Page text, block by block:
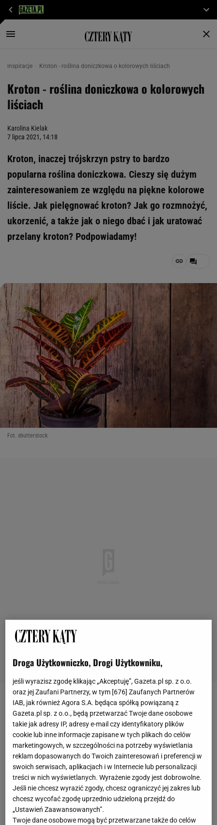
inspiracje Kroton - roślina doniczkowa o kolorowych liściach
Kroton - roślina doniczkowa o kolorowych
liściach
Karolina Kielak
7 lipca 2021, 14:18
Kroton, inaczej trójskrzyn pstry to bardzo
popularna roślina doniczkowa. Cieszy się dużym
zainteresowaniem ze względu na piękne kolorowe
liście. Jak pielęgnować kroton? Jak go rozmnożyć,
ukorzenić, a także jak o niego dbać i jak uratować
przelany kroton? Podpowiadamy!
Fot. shutterstock
Kroton w doniczce - co to za roślina?
Kroton, nazywany także trójskrzynem to roślina
egzotyczna, należąca do rodziny
wilczomleczowatych. Naturalnie pochodzi z Azji,
występuje także na wyspach Pacyfiku. W naszych
warunkach uprawy kroton stał się często wybieraną
rośliną doniczkową. Roślina ta to około 16 gatunków.
Najczęściej spotykany jest kroton pstry.
Droga Użytkowniczko, Drogi Użytkowniku,
jeśli wyrazisz zgodę klikając „Akceptuję”, Gazeta.pl sp. z o.o.
oraz jej Zaufani Partnerzy, w tym [676] Zaufanych Partnerów
IAB, jak również Agora S.A. będąca spółką powiązaną z
Gazeta.pl sp. z o.o., będą przetwarzać Twoje dane osobowe
takie jak adresy IP, adresy e-mail czy identyfikatory plików
cookie lub inne informacje zapisane w tych plikach do celów
marketingowych, w szczególności na potrzeby wyświetlania
reklam dopasowanych do Twoich zainteresowań i preferencji w
swoich serwisach, aplikacjach i w Internecie lub personalizacji
treści w nich wyświetlanych. Wyrażenie zgody jest dobrowolne.
Jeśli nie chcesz wyrazić zgody, chcesz ograniczyć jej zakres lub
chcesz wycofać zgodę uprzednio udzieloną przejdź do
„Ustawień Zaawansowanych”.
Twoje dane osobowe mogą być przetwarzane także do celów